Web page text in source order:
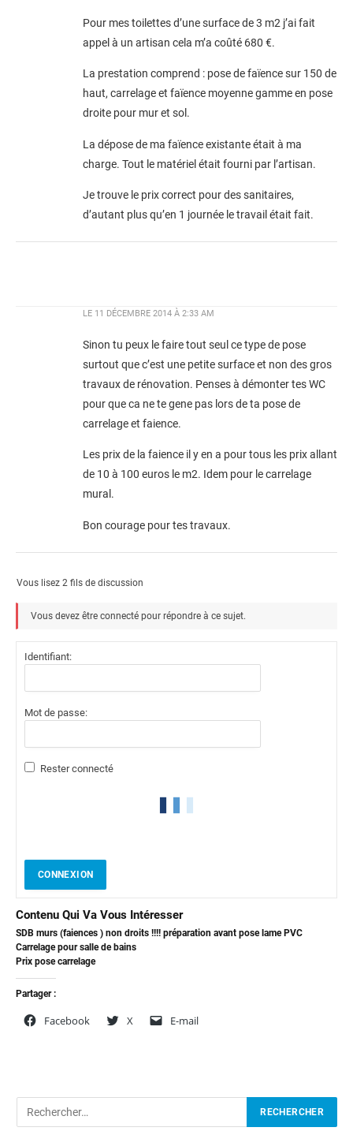
Pour mes toilettes d’une surface de 3 m2 j’ai fait
appel à un artisan cela m’a coûté 680 €.
La prestation comprend : pose de faïence sur 150 de
haut, carrelage et faïence moyenne gamme en pose
droite pour mur et sol.
La dépose de ma faïence existante était à ma
charge. Tout le matériel était fourni par l’artisan.
Je trouve le prix correct pour des sanitaires,
d’autant plus qu’en 1 journée le travail était fait.
LE 11 DÉCEMBRE 2014 À 2:33 AM
Sinon tu peux le faire tout seul ce type de pose
surtout que c’est une petite surface et non des gros
travaux de rénovation. Penses à démonter tes WC
pour que ca ne te gene pas lors de ta pose de
carrelage et faience.
Les prix de la faience il y en a pour tous les prix allant
de 10 à 100 euros le m2. Idem pour le carrelage
mural.
Bon courage pour tes travaux.
Vous lisez 2 fils de discussion
Vous devez être connecté pour répondre à ce sujet.
Identifiant:
Mot de passe:
Rester connecté
CONNEXION
Contenu Qui Va Vous Intéresser
SDB murs (faiences ) non droits !!!! préparation avant pose lame PVC
Carrelage pour salle de bains
Prix pose carrelage
Partager :
Facebook X E-mail